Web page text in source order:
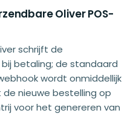
Oliver POS-
schrijft de
betaling; de standaard
wordt onmiddellijk
nieuwe bestelling op
voor het genereren van